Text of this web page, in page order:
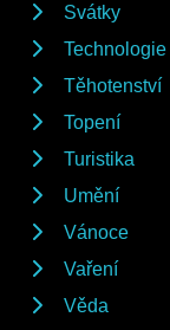
Svátky
Technologie
Těhotenství
Topení
Turistika
Umění
Vánoce
Vaření
Věda